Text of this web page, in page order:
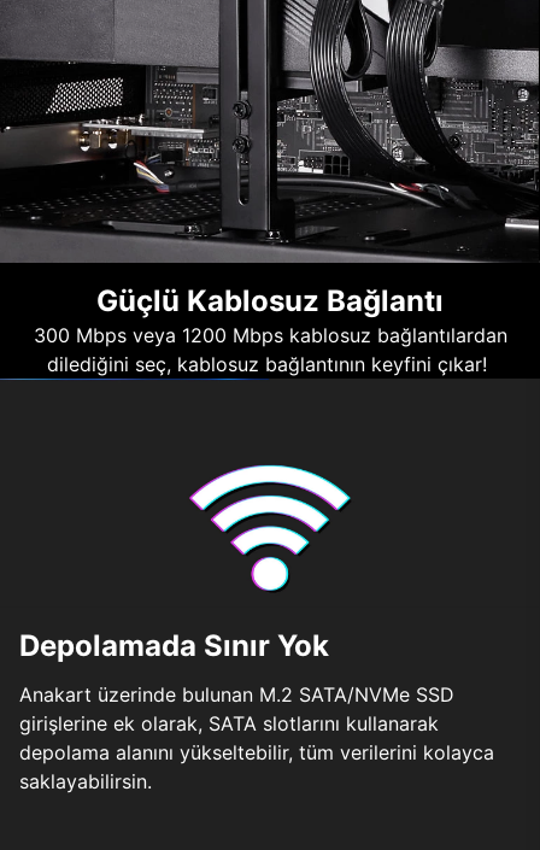
Güçlü Kablosuz Bağlantı
300 Mbps veya 1200 Mbps kablosuz bağlantılardan
dilediğini seç, kablosuz bağlantının keyfini çıkar!
Depolamada Sınır Yok
Anakart üzerinde bulunan M.2 SATA/NVMe SSD
girişlerine ek olarak, SATA slotlarını kullanarak
depolama alanını yükseltebilir, tüm verilerini kolayca
saklayabilirsin.